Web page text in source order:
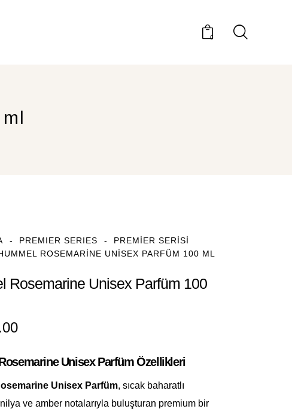
0
PREMIER SERIES
PREMIER SERISI
ROSEMARINE UNISEX PARFÜM 100 ML
Rosemarine Unisex Parfüm 100
Unisex Parfüm Özellikleri
Unisex Parfüm, sıcak baharatlı
ve amber notalarıyla buluşturan premium bir